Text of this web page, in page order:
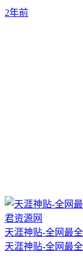
2年前
天涯神贴-全网最
天涯神贴-全网最